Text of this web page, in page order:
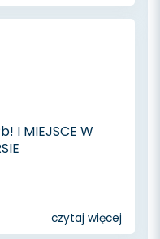
I MIEJSCE W
czytaj więcej